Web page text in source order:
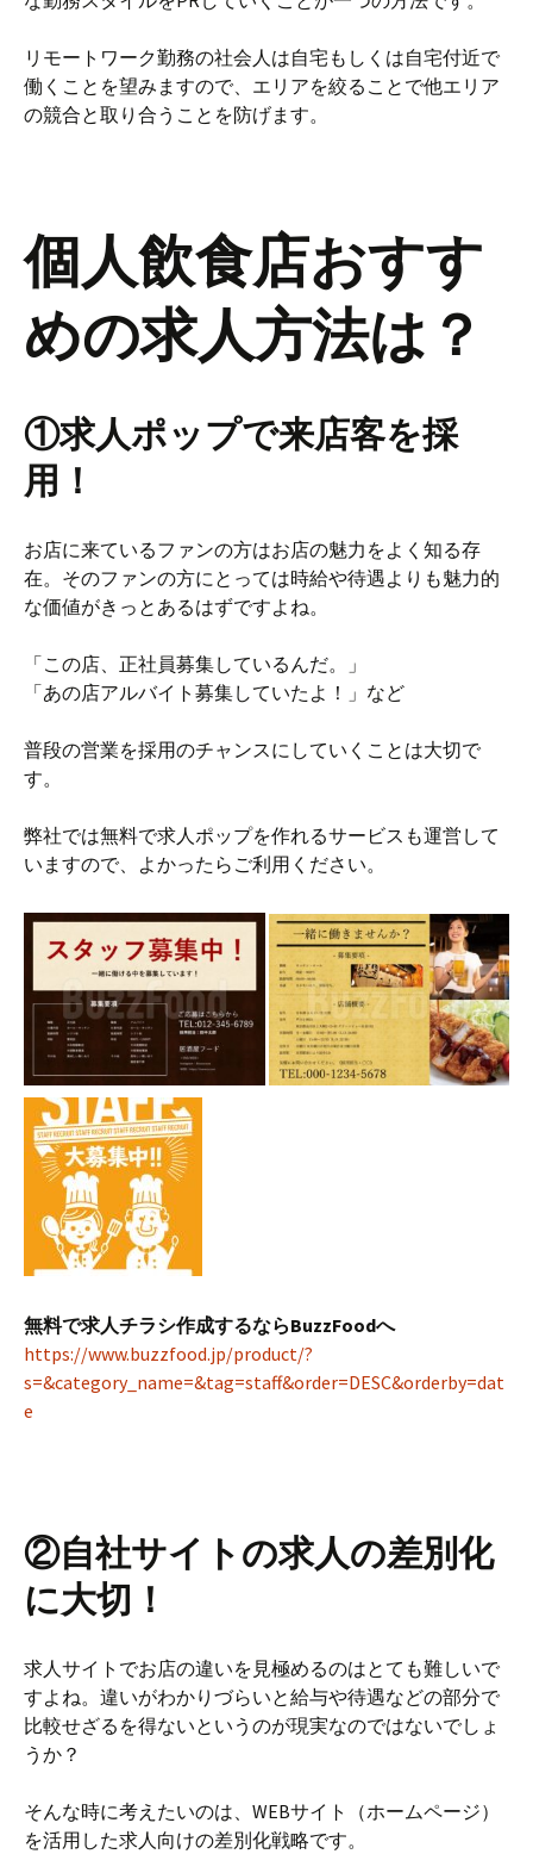
リモートワーク勤務の社会人は自宅もしくは自宅付近で
働くことを望みますので、エリアを絞ることで他エリア
の競合と取り合うことを防げます。
個人飲食店おすす
めの求人方法は？
①求人ポップで来店客を採
用！
お店に来ているファンの方はお店の魅力をよく知る存
在。そのファンの方にとっては時給や待遇よりも魅力的
な価値がきっとあるはずですよね。
「この店、正社員募集しているんだ。」
「あの店アルバイト募集していたよ！」など
普段の営業を採用のチャンスにしていくことは大切で
す。
弊社では無料で求人ポップを作れるサービスも運営して
いますので、よかったらご利用ください。
無料で求人チラシ作成するならBuzzFoodへ
https://www.buzzfood.jp/product/?
s=&category_name=&tag=staff&order=DESC&orderby=dat
e
②自社サイトの求人の差別化
に大切！
求人サイトでお店の違いを見極めるのはとても難しいで
すよね。違いがわかりづらいと給与や待遇などの部分で
比較せざるを得ないというのが現実なのではないでしょ
うか？
そんな時に考えたいのは、WEBサイト（ホームページ）
を活用した求人向けの差別化戦略です。